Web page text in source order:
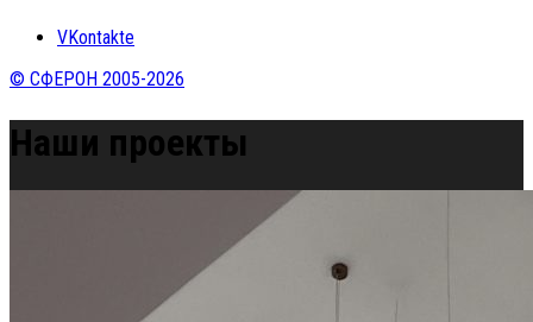
VKontakte
© СФЕРОН 2005-2026
Наши проекты
Частный дом, Agalarov estate